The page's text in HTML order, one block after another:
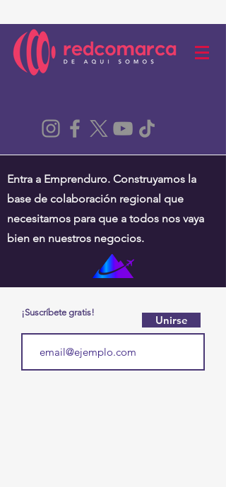
Entra a Emprenduro. Construyamos la
base de colaboración regional que
necesitamos para que a todos nos vaya
bien en nuestros negocios.
¡Suscríbete gratis!
Unirse